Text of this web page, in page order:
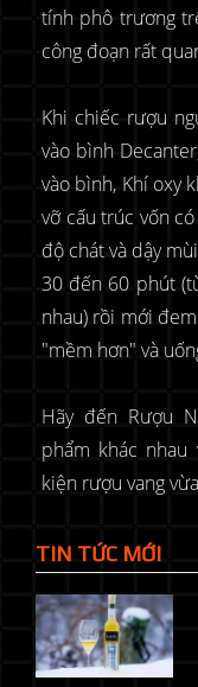
tính phô trương
công đoạn rất
Khi chiếc rượu
vào bình
vào bình, Khí oxy
vỡ cấu trúc vốn
độ chát và dậy
30 đến 60 phút
nhau) rồi mới
"mềm hơn" và
Hãy đến Rượu
phẩm khác
kiện rượu vang
TIN TỨC MỚI